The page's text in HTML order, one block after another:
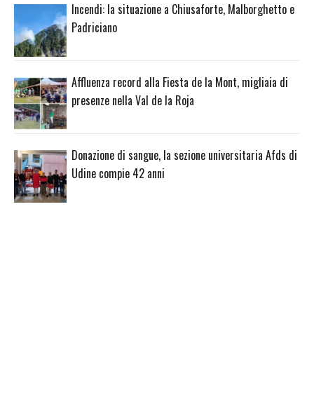
Incendi: la situazione a Chiusaforte, Malborghetto e
Padriciano
Affluenza record alla Fiesta de la Mont, migliaia di
presenze nella Val de la Roja
Donazione di sangue, la sezione universitaria Afds di
Udine compie 42 anni